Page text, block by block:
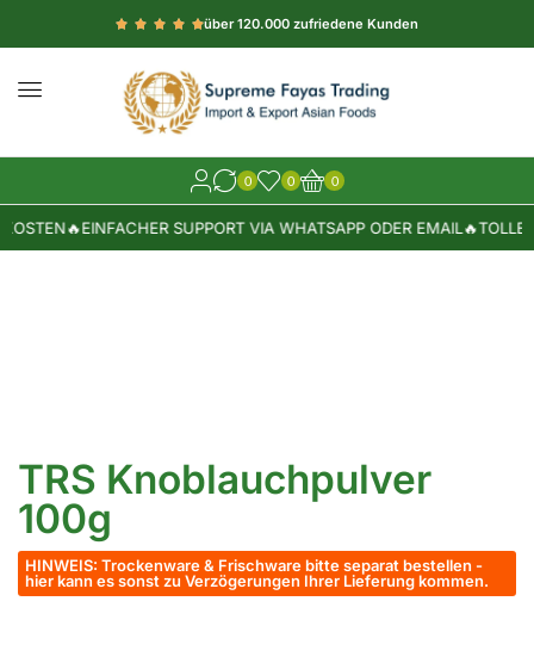
über 120.000 zufriedene Kunden
0 0 0
🔥EINFACHER SUPPORT VIA WHATSAPP ODER EMAIL🔥TOLLE
TRS Knoblauchpulver
100g
HINWEIS: Trockenware & Frischware bitte separat bestellen -
hier kann es sonst zu Verzögerungen Ihrer Lieferung kommen.